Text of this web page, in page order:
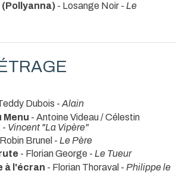
(Pollyanna) - Losange Noir - Le
Dubois - Alain
Menu - Antoine Videau / Célestin
- Vincent "La Vipère"
Brunel - Le Père
- Florian George - Le Tueur
à l'écran - Florian Thoraval - Philippe le